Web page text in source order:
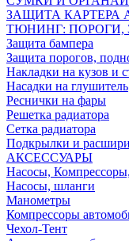
ЗАЩИТА КАРТЕРА
ТЮНИНГ: ПОРОГИ,
Защита бампера
Защита порогов,
Накладки на кузов и
Насадки на глушитель
Реснички на фары
Решетка радиатора
Сетка радиатора
Подкрылки и
АКСЕССУАРЫ
Насосы,
Насосы, шланги
Манометры
Компрессоры
Чехол-Тент